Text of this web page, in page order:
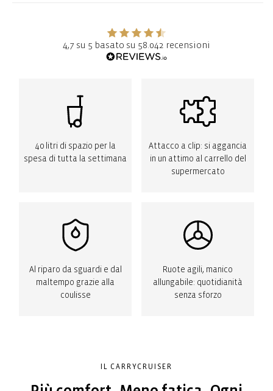
4,7 su 5 basato su 58.042 recensioni
40 litri di spazio per la
spesa di tutta la settimana
Attacco a clip: si aggancia
in un attimo al carrello del
supermercato
Al riparo da sguardi e dal
maltempo grazie alla
coulisse
Ruote agili, manico
allungabile: quotidianità
senza sforzo
IL CARRYCRUISER